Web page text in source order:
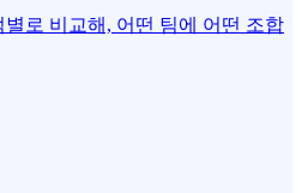
로 비교해, 어떤 팀에 어떤 조합